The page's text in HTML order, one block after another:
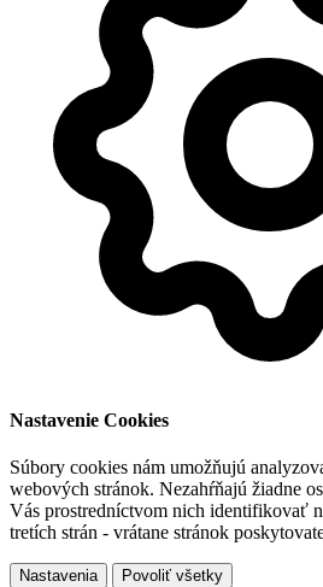
Nastavenie Cookies
Súbory cookies nám umožňujú
webových stránok. Nezahŕňajú žiadne
Vás prostredníctvom nich identifikovať
tretích strán - vrátane stránok
Nastavenia Povoliť všetky